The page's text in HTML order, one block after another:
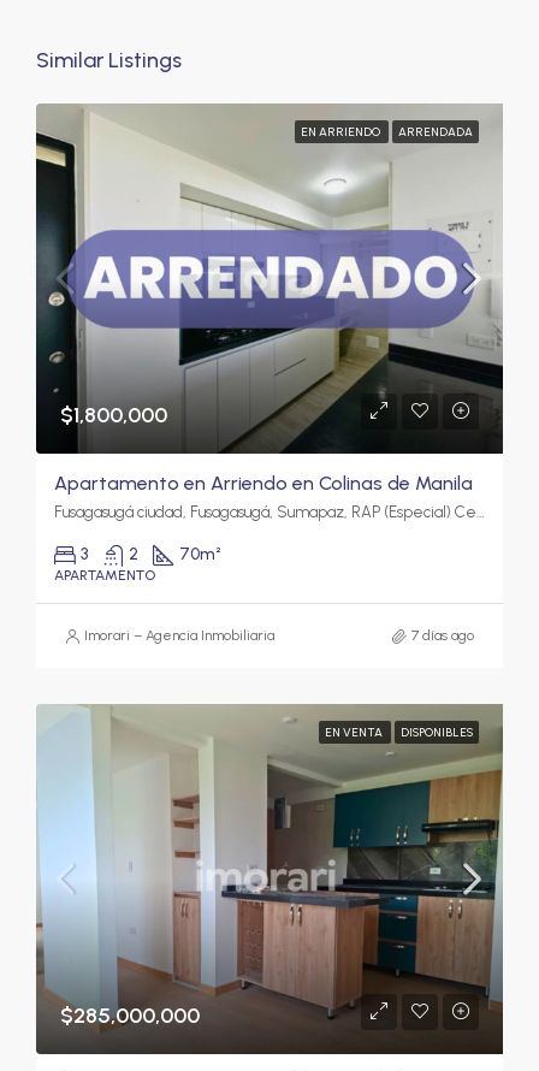
Similar Listings
EN ARRIENDO ARRENDADA
$1,800,000
Apartamento en Arriendo en Colinas de Manila
Fusagasugá ciudad, Fusagasugá, Sumapaz, RAP (Especial) Central, 252212, Colombia
3 2 70m²
APARTAMENTO
Imorari – Agencia Inmobiliaria 7 días ago
EN VENTA DISPONIBLES
$285,000,000